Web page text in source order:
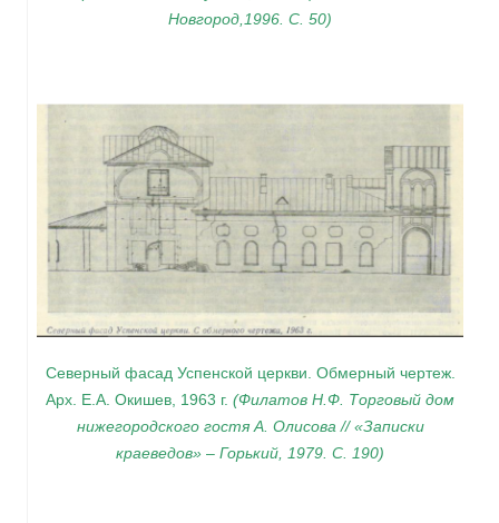
Новгород,1996. С. 50)
Северный фасад Успенской церкви. Обмерный чертеж.
Арх. Е.А. Окишев, 1963 г. (Филатов Н.Ф. Торговый дом
нижегородского гостя А. Олисова // «Записки
краеведов» – Горький, 1979. С. 190)